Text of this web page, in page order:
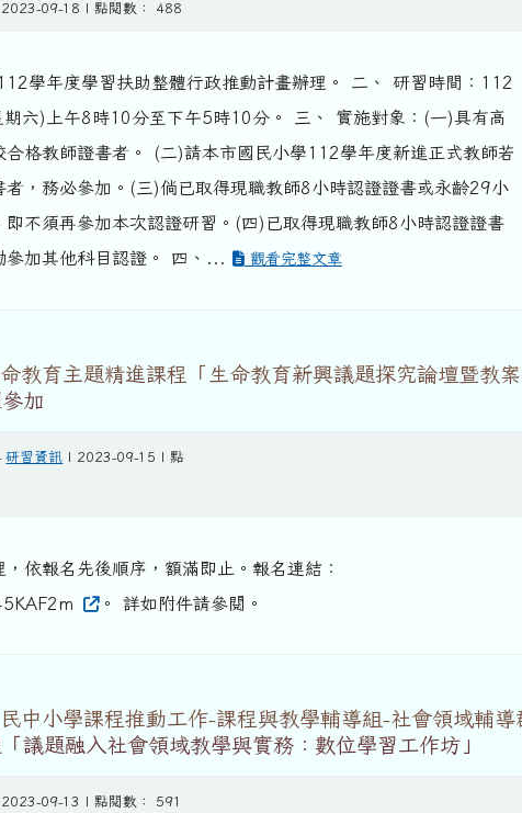
09-18 | 點閱數： 488
學年度學習扶助整體行政推動計畫辦理。 二、 研習時間：112
六)上午8時10分至下午5時10分。 三、 實施對象：(一)具有高
合格教師證書者。 (二)請本市國民小學112學年度新進正式教師若
者，務必參加。(三)倘已取得現職教師8小時認證證書或永齡29小
即不須再參加本次認證研習。(四)已取得現職教師8小時認證證書
參加其他科目認證。 四、...
觀看完整文章
教育主題精進課程「生命教育新興議題探究論壇暨教
加
研習資訊 | 2023-09-15 | 點
，依報名先後順序，額滿即止。報名連結：
。 詳如附件請參閱。
中小學課程推動工作-課程與教學輔導組-社會領域輔導
議題融入社會領域教學與實務：數位學習工作坊」
09-13 | 點閱數： 591